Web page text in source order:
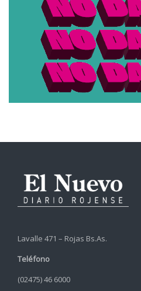
Lavalle 471 – Rojas Bs.As.
Teléfono
(02475) 46 6000